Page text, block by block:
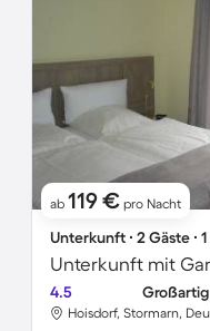
ab 119 € pro Nacht
Unterkunft ∙ 2 Gäste ∙
Unterkunft mit
4.5 Großartig
Hoisdorf, Stormarn,